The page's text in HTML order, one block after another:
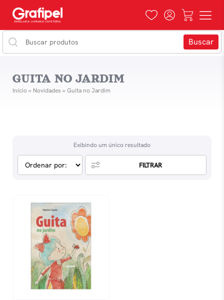
GUITA NO JARDIM
Início» Novidades » Guita no Jardim
Exibindo um único resultado
FILTRAR